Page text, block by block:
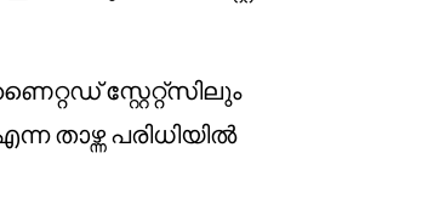
സ്റ്റേറ്റ്സിലും
താഴ്ന്ന പരിധിയിൽ